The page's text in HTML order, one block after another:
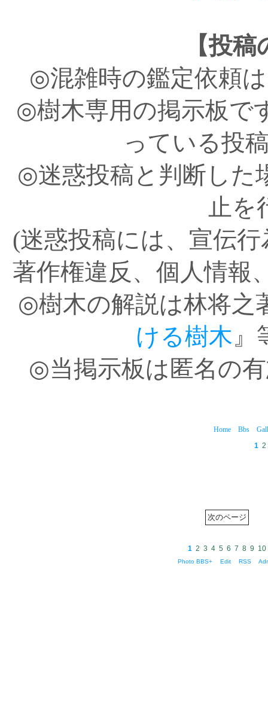
【投
◎混雑時の鑑定依頼
◎樹木専用の掲示板で
っている投
◎迷惑投稿と判断した
止を
(迷惑投稿には、宣伝
著作権違反、個人情報
◎樹木の解説は林将之
ける樹木』
◎当掲示板は匿名の
Home Bbs
1 2
1 2 3 4 5 6 7 8 9 10
Photo BBS+ Edit RSS